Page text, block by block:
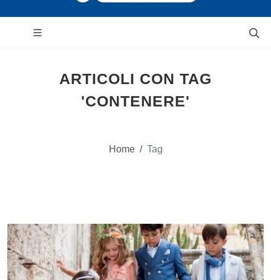
ARTICOLI CON TAG
'CONTENERE'
Home / Tag